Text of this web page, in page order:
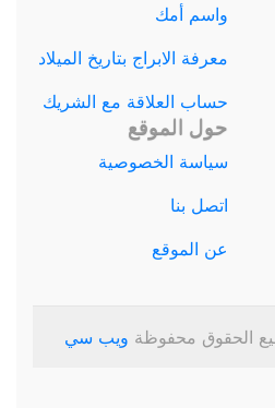
واسم أمك
معرفة الابراج بتاريخ الميلاد
حساب العلاقة مع الشريك
حول الموقع
سياسة الخصوصية
اتصل بنا
عن الموقع
ويب سي